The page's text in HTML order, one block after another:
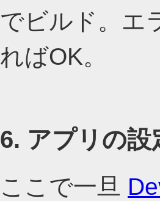
でビルド。エ
ればOK。
6. アプリの設
ここで一旦